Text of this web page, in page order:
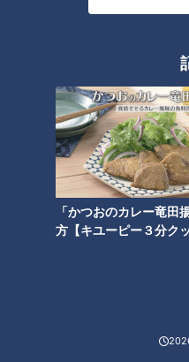
「かつおのカレー竜田
方【キユーピー３分ク
ています。イタリアへ海外
業や行政・団体に対して、
ア商工会議所と連携して、
この記事
この記事を見たあなたへ